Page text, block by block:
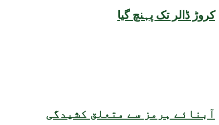
کروڑ ڈالر تک پہنچ گیا
آبنائے ہرمز سے متعلق کشیدگی